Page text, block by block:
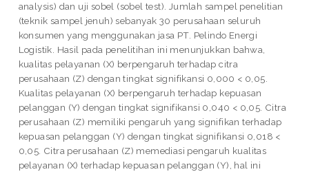
analysis) dan uji sobel (sobel test). Jumlah sampel penelitian
(teknik sampel jenuh) sebanyak 30 perusahaan seluruh
konsumen yang menggunakan jasa PT. Pelindo Energi
Logistik. Hasil pada penelitihan ini menunjukkan bahwa,
kualitas pelayanan (X) berpengaruh terhadap citra
perusahaan (Z) dengan tingkat signifikansi 0,000 < 0,05.
Kualitas pelayanan (X) berpengaruh terhadap kepuasan
pelanggan (Y) dengan tingkat signifikansi 0,040 < 0,05. Citra
perusahaan (Z) memiliki pengaruh yang signifikan terhadap
kepuasan pelanggan (Y) dengan tingkat signifikansi 0,018 <
0,05. Citra perusahaan (Z) memediasi pengaruh kualitas
pelayanan (X) terhadap kepuasan pelanggan (Y), hal ini